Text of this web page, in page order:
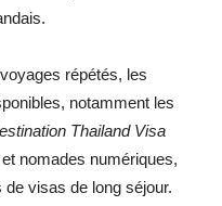
répétés, les
notamment les
Thailand Visa
nomades numériques,
visas de long séjour.